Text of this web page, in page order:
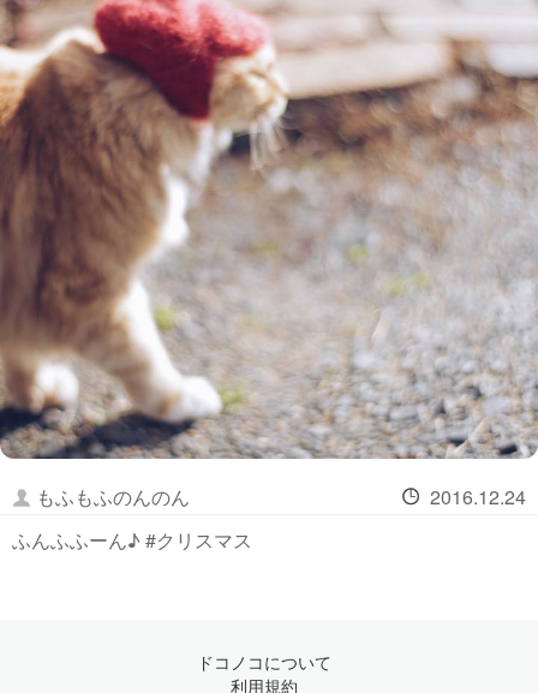
もふもふのんのん
2016.12.24
ふんふふーん♪ #クリスマス
ドコノコについて
利用規約